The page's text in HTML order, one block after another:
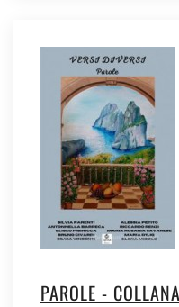
PAROLE -